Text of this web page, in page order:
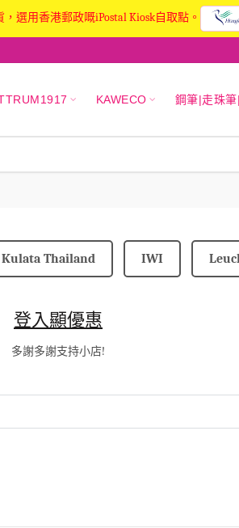
選用香港郵政嘅iPostal Kiosk自取點。
KAWECO 鋼筆|走珠
Kulata Thailand IWI
登入顯優惠
多謝多謝支持小店!